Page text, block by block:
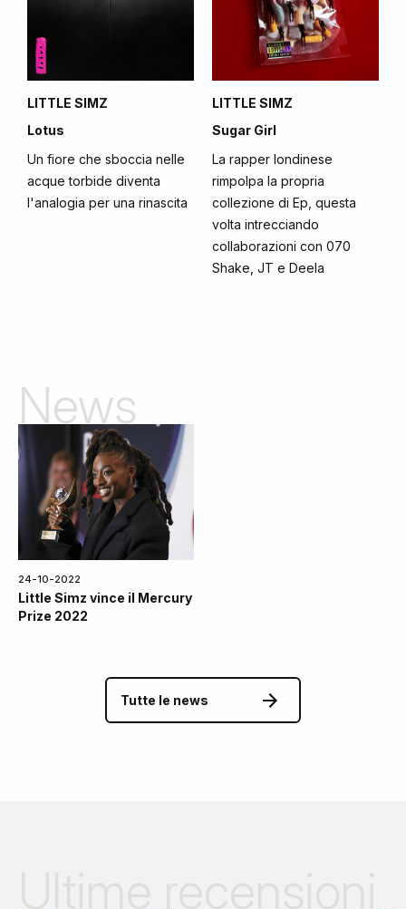
LITTLE SIMZ
Lotus
Un fiore che sboccia nelle
acque torbide diventa
l'analogia per una rinascita
LITTLE SIMZ
Sugar Girl
La rapper londinese
rimpolpa la propria
collezione di Ep, questa
volta intrecciando
collaborazioni con 070
Shake, JT e Deela
News
24-10-2022
Little Simz vince il Mercury
Prize 2022
Tutte le news